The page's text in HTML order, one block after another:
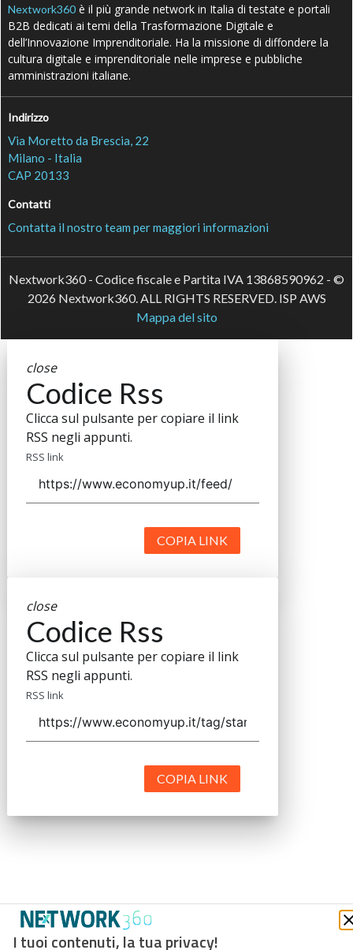
I tuoi contenuti, la tua privacy!
Nextwork360 è il più grande network in Italia di testate e portali
B2B dedicati ai temi della Trasformazione Digitale e
dell’Innovazione Imprenditoriale. Ha la missione di diffondere la
cultura digitale e imprenditoriale nelle imprese e pubbliche
amministrazioni italiane.
Indirizzo
Via Moretto da Brescia, 22
Milano - Italia
CAP 20133
Contatti
Contatta il nostro team per maggiori informazioni
Nextwork360 - Codice fiscale e Partita IVA 13868590962 - ©
2026 Nextwork360. ALL RIGHTS RESERVED. ISP AWS
Mappa del sito
close
Codice Rss
Clicca sul pulsante per copiare il link
RSS negli appunti.
RSS link
COPIA LINK
close
Codice Rss
Clicca sul pulsante per copiare il link
RSS negli appunti.
RSS link
COPIA LINK